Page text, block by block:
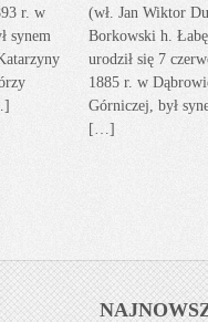
r. w
synem
(wł. Jan Wiktor
Borkowski h.
urodził się 7
1885 r. w
Górniczej, był
[…]